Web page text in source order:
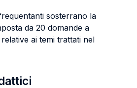
sosterrano la
da 20 domande a
ai temi trattati nel